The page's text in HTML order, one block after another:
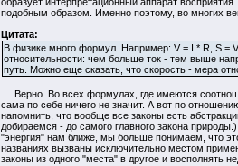
подобным образом. Именно поэтому, во многих
Цитата:
В физике много формул. Например: V = I * R, S =
относительности: чем больше ток - тем выше
путь. Можно еще сказать, что скорость - мера
Верно. Во всех формулах, где имеются
сама по себе ничего не значит. А вот по
напомнить, что вообще все законы есть
добираемся - до самого главного закона
"энергия" нам ближе, мы больше понимаем, что
названиях вызваны исключительно местом
законы из одного "места" в другое и восполнять